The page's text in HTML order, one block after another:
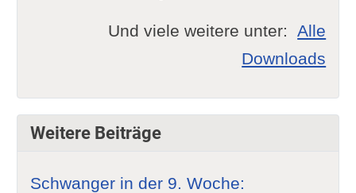
Und viele weitere unter: Alle
Downloads
Weitere Beiträge
Schwanger in der 9. Woche: